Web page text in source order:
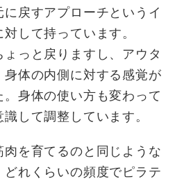
戻すアプローチというイ
して持っています。
っと戻りますし、アウタ
体の内側に対する感覚が
身体の使い方も変わって
して調整しています。
を育てるのと同じような
どれくらいの頻度でピラテ